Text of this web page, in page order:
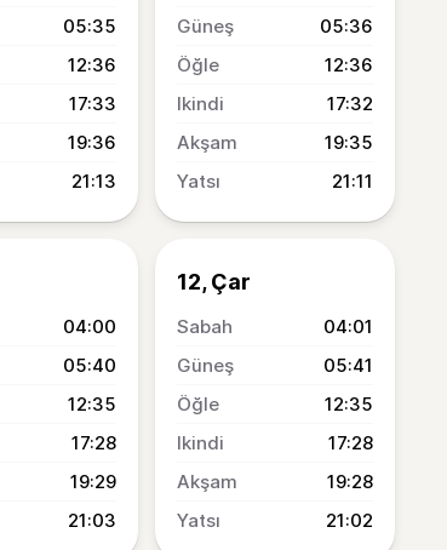
05:35
12:36
17:33
19:36
21:13
05:36
12:36
17:32
19:35
21:11
04:00
05:40
12:35
17:28
19:29
21:03
12, Çar
04:01
05:41
12:35
17:28
19:28
21:02